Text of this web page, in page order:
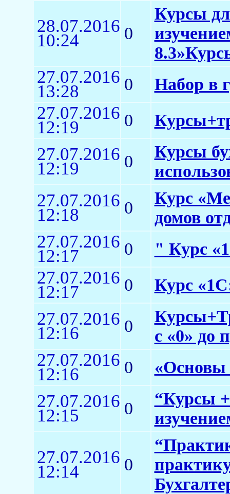
28.07.2016
10:24 0
Курсы
27.07.2016
13:28 0 Набор в
27.07.2016
12:19 0
27.07.2016
12:19 0
Курсы
27.07.2016
12:18 0
Курс
домов
27.07.2016
12:17 0 " Курс
27.07.2016
12:17 0 Курс
27.07.2016
12:16 0
с «0» до
27.07.2016
12:16 0 «Основы
27.07.2016
12:15 0
“Курсы
27.07.2016
12:14 0